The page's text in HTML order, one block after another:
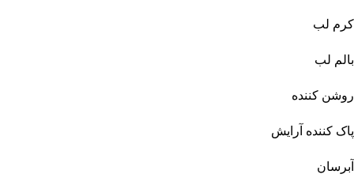
کرم لب
بالم لب
روشن کننده
پاک کننده آرایش
آبرسان